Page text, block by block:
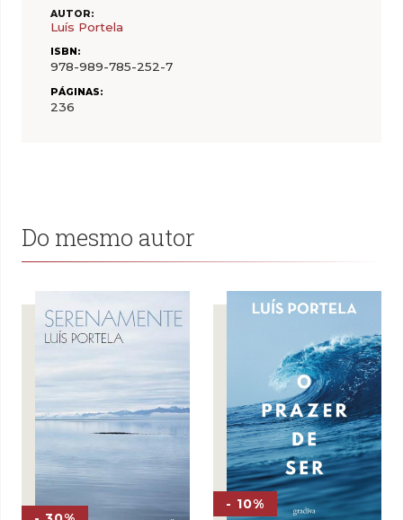
AUTOR:
Luís Portela
ISBN:
978-989-785-252-7
PÁGINAS:
236
Do mesmo autor
- 10%